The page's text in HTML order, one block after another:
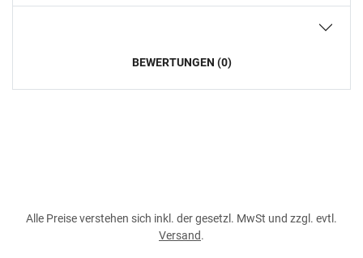
BEWERTUNGEN (0)
Alle Preise verstehen sich inkl. der gesetzl. MwSt und zzgl. evtl.
Versand.